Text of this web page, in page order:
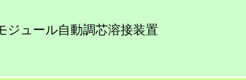
ジュール自動調芯溶接装置